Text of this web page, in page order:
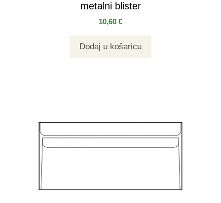
metalni blister
10,60 €
Dodaj u košaricu